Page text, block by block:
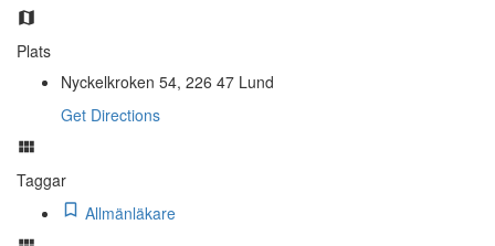
Plats
Nyckelkroken 54, 226 47 Lund
Get Directions
Taggar
Allmänläkare